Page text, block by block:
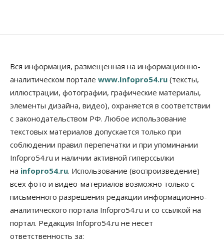
Спрос на машино-места в
Новосибирской области вырос в полтора раза
08 Августа 2026, 18:00
Общество
К современному юридическому образованию в
России возникает много вопросов
08 Августа 2026, 17:00
Новосибирские вузы опубликовали
приказы о зачислении на бюджетные места
08 Августа 2026, 16:00
Технологии
Искусственный интеллект впервые выписал
штраф за борщевик
Вся информация, размещенная на информационно-
аналитическом портале www.Infopro54.ru (тексты,
иллюстрации, фотографии, графические материалы,
элементы дизайна, видео), охраняется в соответствии
с законодательством РФ. Любое использование
текстовых материалов допускается только при
соблюдении правил перепечатки и при упоминании
Infopro54.ru и наличии активной гиперссылки
на infopro54.ru. Использование (воспроизведение)
всех фото и видео-материалов возможно только с
письменного разрешения редакции информационно-
аналитического портала Infopro54.ru и со ссылкой на
портал. Редакция Infopro54.ru не несет
ответственность за: